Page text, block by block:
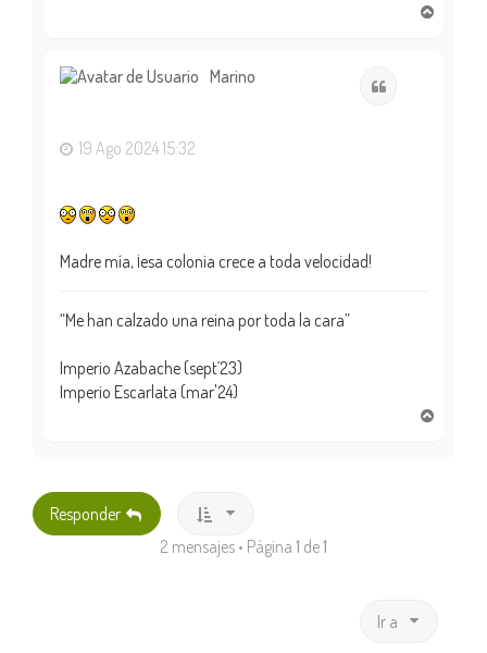
Marino
19 Ago 2024 15:32
Madre mía, ¡esa colonia crece a toda velocidad!
“Me han calzado una reina por toda la cara”
Imperio Azabache (sept´23)
Imperio Escarlata (mar'24)
Responder
2 mensajes • Página 1 de1
Ir a